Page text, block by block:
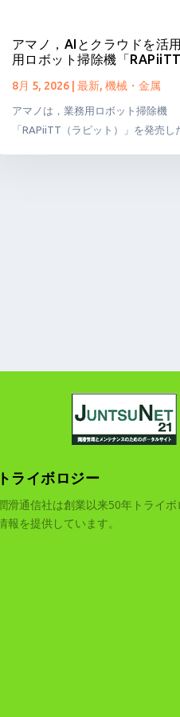
アマノ，AIとクラウドを活
用ロボット掃除機「
8月 5, 2026| 最新, 機械・金属
アマノは，業務用ロボット掃除機
「RAPiiTT（ラピット）」を発売し
ライボロジー
滑通信社は創業以来50年トライ
報を提供しています。